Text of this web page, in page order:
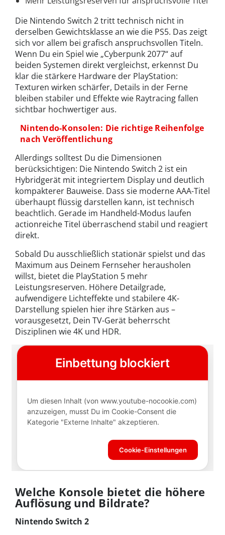
Die Nintendo Switch 2 tritt technisch nicht in
derselben Gewichtsklasse an wie die PS5. Das zeigt
sich vor allem bei grafisch anspruchsvollen Titeln.
Wenn Du ein Spiel wie „Cyberpunk 2077“ auf
beiden Systemen direkt vergleichst, erkennst Du
klar die stärkere Hardware der PlayStation:
Texturen wirken schärfer, Details in der Ferne
bleiben stabiler und Effekte wie Raytracing fallen
sichtbar hochwertiger aus.
Nintendo-Konsolen: Die richtige Reihenfolge
nach Veröffentlichung
Allerdings solltest Du die Dimensionen
berücksichtigen: Die Nintendo Switch 2 ist ein
Hybridgerät mit integriertem Display und deutlich
kompakterer Bauweise. Dass sie moderne AAA-Titel
überhaupt flüssig darstellen kann, ist technisch
beachtlich. Gerade im Handheld-Modus laufen
actionreiche Titel überraschend stabil und reagiert
direkt.
Sobald Du ausschließlich stationär spielst und das
Maximum aus Deinem Fernseher herausholen
willst, bietet die PlayStation 5 mehr
Leistungsreserven. Höhere Detailgrade,
aufwendigere Lichteffekte und stabilere 4K-
Darstellung spielen hier ihre Stärken aus –
vorausgesetzt, Dein TV-Gerät beherrscht
Disziplinen wie 4K und HDR.
Welche Konsole bietet die höhere
Auflösung und Bildrate?
Nintendo Switch 2